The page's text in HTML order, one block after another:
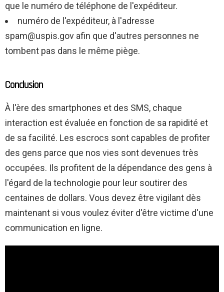
que le numéro de téléphone de l'expéditeur.
numéro de l'expéditeur, à l'adresse
spam@uspis.gov afin que d'autres personnes ne
tombent pas dans le même piège.
Conclusion
À l'ère des smartphones et des SMS, chaque
interaction est évaluée en fonction de sa rapidité et
de sa facilité. Les escrocs sont capables de profiter
des gens parce que nos vies sont devenues très
occupées. Ils profitent de la dépendance des gens à
l'égard de la technologie pour leur soutirer des
centaines de dollars. Vous devez être vigilant dès
maintenant si vous voulez éviter d'être victime d'une
communication en ligne.